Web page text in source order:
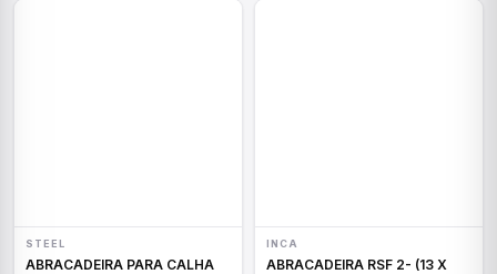
STEEL
ABRACADEIRA PARA CALHA
INCA
ABRACADEIRA RSF 2- (13 X